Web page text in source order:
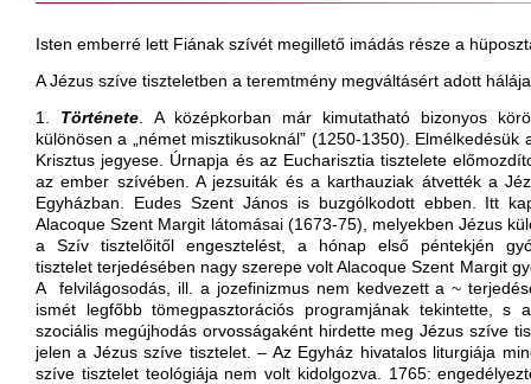
Isten emberré lett Fiának szívét megillető imádás része a
A Jézus szíve tiszteletben a teremtmény megváltásért adott
1. Története . A középkorban már kimutatható bizonyos
különösen a „német misztikusoknál” (1250-1350).
Krisztus jegyese. Úrnapja és az Eucharisztia tisztelete
az ember szívében. A jezsuiták és a karthauziak átvették a
Egyházban. Eudes Szent János is buzgólkodott ebben. Itt
Alacoque Szent Margit látomásai (1673-75), melyekben Jézus
a Szív tisztelőitől engesztelést, a hónap első péntekjén
tisztelet terjedésében nagy szerepe volt Alacoque Szent Margit
A felvilágosodás, ill. a jozefinizmus nem kedvezett a ~
ismét legfőbb tömegpasztorációs programjának tekintette, s
szociális megújhodás orvosságaként hirdette meg Jézus szíve
jelen a Jézus szíve tisztelet. – Az Egyház hivatalos liturgiája
szíve tisztelet teológiája nem volt kidolgozva. 1765: